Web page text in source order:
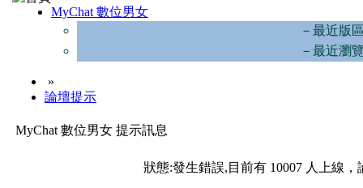
MyChat 數位男女
－最近版
－最近瀏
»
論壇提示
MyChat 數位男女 提示訊息
狀態:發生錯誤,目前有 10007 人上線